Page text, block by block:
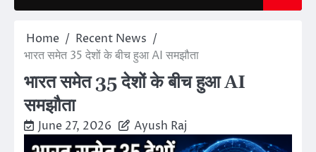
Home
Recent News
भारत समेत 35 देशों के बीच हुआ AI समझौता
भारत समेत 35 देशों के बीच हुआ AI
समझौता
June 27, 2026 Ayush Raj